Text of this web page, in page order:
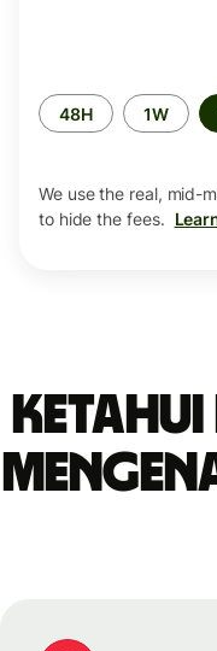
Time
period
48H 1W
We use the real, mid-
to hide the fees.